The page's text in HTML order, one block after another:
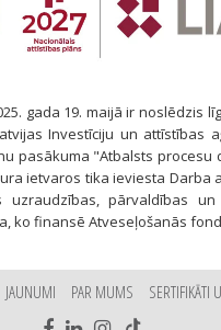
gada 19. maijā ir noslēdzis
Investīciju un attīstības
pasākuma "Atbalsts procesu
ietvaros tika ieviesta Darba
uzraudzības, pārvaldības un
ko finansē Atveseļošanās
JAUNUMI PAR MUMS SERTIFIKĀTI